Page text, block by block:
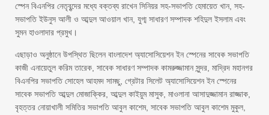
স্পেন বিএনপির নেতৃবৃন্দের মধ্যে বক্তব্য রাখেন সিনিয়র সহ-সভাপতি হেমায়েত খান, সহ-
সভাপতি ইউনুস আলী ও আব্দুল আওয়াল খান, যুগ্ম সাধারণ সম্পাদক শহিদুল ইসলাম এবং
সুমন হাওলাদার প্রমুখ।
এছাড়াও অনুষ্ঠানে উপস্থিত ছিলেন বাংলাদেশ অ্যাসোসিয়েশন ইন স্পেনের সাবেক সভাপতি
কাজী এনায়েতুল করিম তারেক, সাবেক সাধারণ সম্পাদক কামরুজ্জামান সুন্দর, মাদ্রিদ মহানগর
বিএনপির সভাপতি সোহেল আহমদ সামছু, গ্রেটার সিলেট অ্যাসোসিয়েশন ইন স্পেনের
সাবেক সভাপতি আব্দুল মোজাক্কির, আব্দুল কাইয়ুম মাসুক, মাওলানা আসাদুজ্জামান রাজ্জাক,
বৃহত্তর নোয়াখালী সমিতির সভাপতি আবুল কাশেম, সাবেক সভাপতি আবুল কাশেম মুকুল,